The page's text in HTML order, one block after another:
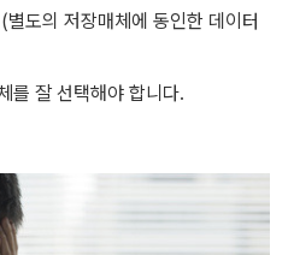
도의 저장매체에 동인한 데이터
를 잘 선택해야 합니다.